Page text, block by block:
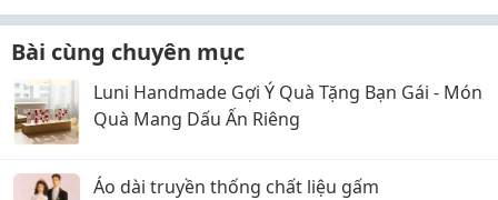
Bài cùng chuyên mục
Luni Handmade Gợi Ý Quà Tặng Bạn Gái - Món
Quà Mang Dấu Ấn Riêng
Áo dài truyền thống chất liệu gấm